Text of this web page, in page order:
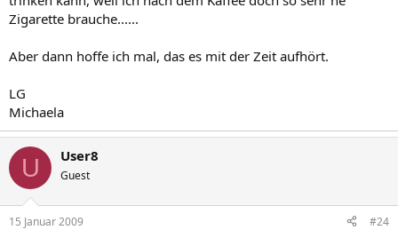
Zigarette brauche......
Aber dann hoffe ich mal, das es mit der Zeit aufhört.
LG
Michaela
U User8
Guest
15 Januar 2009 #24